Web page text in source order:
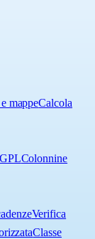
mappeCalcola
Colonnine
Verifica
Classe